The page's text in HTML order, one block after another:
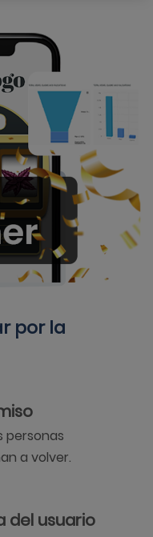
por la
personas
a volver.
del usuario